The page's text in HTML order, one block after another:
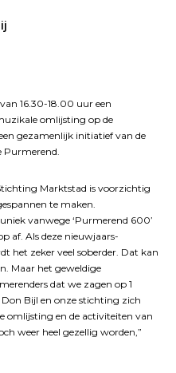
16.30-18.00 uur een
omlijsting op de
gezamenlijk initiatief van de
Purmerend.
Marktstad is voorzichtig
te maken.
vanwege ‘Purmerend 600’
af. Als deze nieuwjaars-
het zeker veel soberder. Dat kan
Maar het geweldige
dat we zagen op 1
Bijl en onze stichting zich
omlijsting en de activiteiten van
weer heel gezellig worden,”